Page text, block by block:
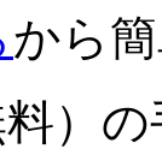
から
）